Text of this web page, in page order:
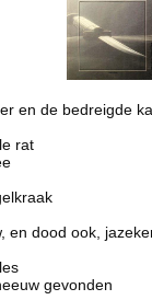
en de bedreigde
rat
en dood ook,
gevonden